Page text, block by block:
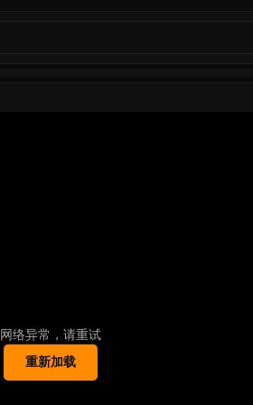
网络异常，请重试
重新加载